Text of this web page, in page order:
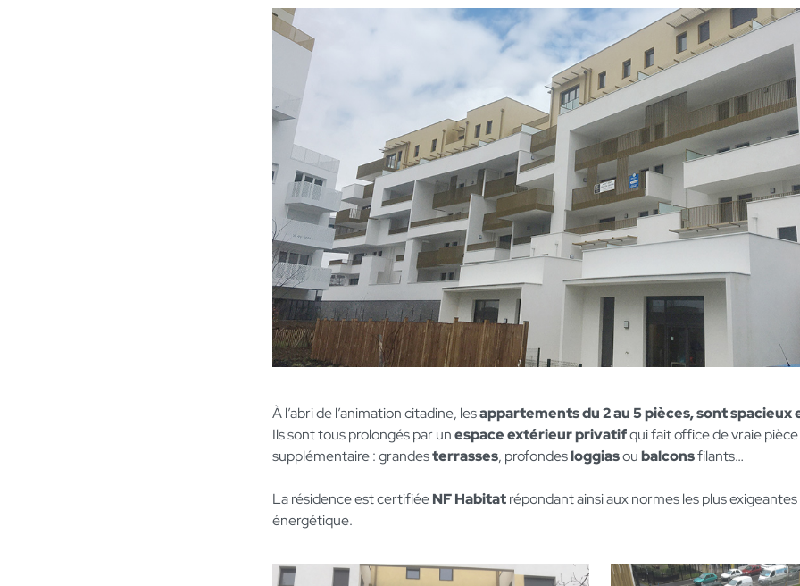
À l’abri de l’animation citadine, lesappartements du 2 au 5 pièces, sont spacieux
Ils sont tous prolongés par unespace extérieur privatifqui fait office de vraie pièce
supplémentaire : grandesterrasses, profondesloggiasoubalconsfilants…
La résidence est certifiéeNF Habitatrépondant ainsi aux normes les plus
énergétique.